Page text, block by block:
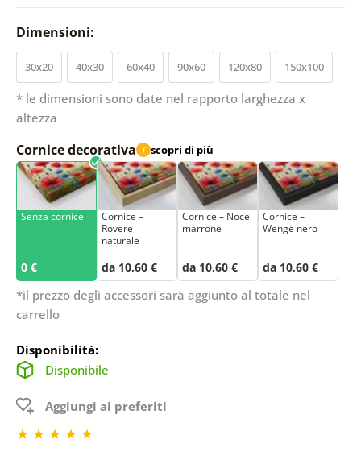
Dimensioni:
30x20 40x30 60x40 90x60 120x80 150x100
* le dimensioni sono date nel rapporto larghezza x
altezza
Cornice decorativa i scopri di più
Senza cornice
0 €
Cornice –
Rovere
naturale
da 10,60 €
Cornice – Noce
marrone
da 10,60 €
Cornice –
Wenge nero
da 10,60 €
*il prezzo degli accessori sarà aggiunto al totale nel
carrello
Disponibilità:
Disponibile
Aggiungi ai preferiti